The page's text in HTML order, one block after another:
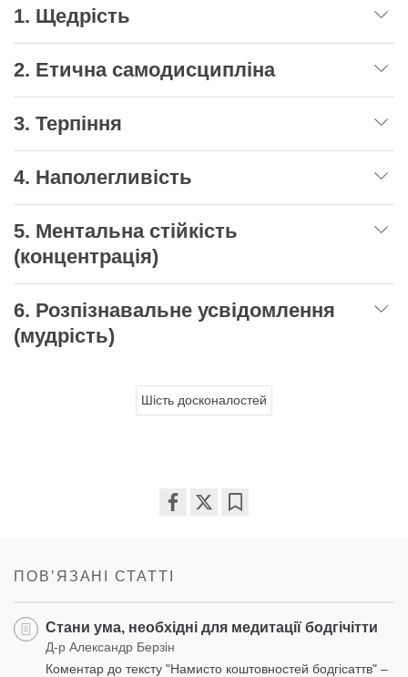
1. Щедрість
2. Етична самодисципліна
3. Терпіння
4. Наполегливість
5. Ментальна стійкість
(концентрація)
6. Розпізнавальне усвідомлення
(мудрість)
Шість досконалостей
ПОВʼЯЗАНІ СТАТТІ
Стани ума, необхідні для медитації бодгічітти
Д-р Александр Берзін
Коментар до тексту "Намисто коштовностей бодгісаттв" –